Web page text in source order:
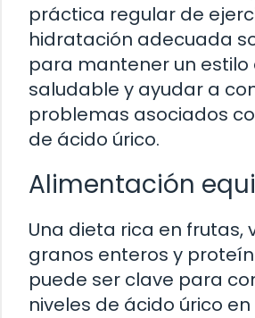
práctica regular de
hidratación adecuada
para mantener un estilo
saludable y ayudar a
problemas asociados
de ácido úrico.
Alimentación
Una dieta rica en frutas,
granos enteros y
puede ser clave para
niveles de ácido úrico